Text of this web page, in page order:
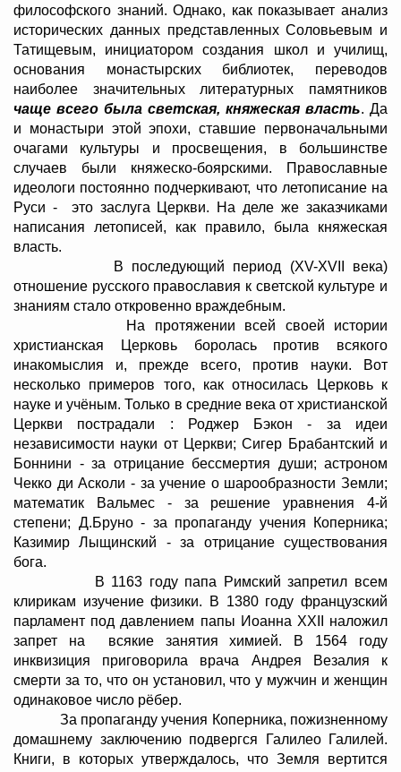
философского знаний. Однако, как показывает анализ
исторических данных представленных Соловьевым и
Татищевым, инициатором создания школ и училищ,
основания монастырских библиотек, переводов
наиболее значительных литературных памятников
чаще всего была светская, княжеская власть. Да
и монастыри этой эпохи, ставшие первоначальными
очагами культуры и просвещения, в большинстве
случаев были княжеско-боярскими. Православные
идеологи постоянно подчеркивают, что летописание на
Руси - это заслуга Церкви. На деле же заказчиками
написания летописей, как правило, была княжеская
власть.
В последующий период (XV-XVII века)
отношение русского православия к светской культуре и
знаниям стало откровенно враждебным.
На протяжении всей своей истории
христианская Церковь боролась против всякого
инакомыслия и, прежде всего, против науки. Вот
несколько примеров того, как относилась Церковь к
науке и учёным. Только в средние века от христианской
Церкви пострадали : Роджер Бэкон - за идеи
независимости науки от Церкви; Сигер Брабантский и
Боннини - за отрицание бессмертия души; астроном
Чекко ди Асколи - за учение о шарообразности Земли;
математик Вальмес - за решение уравнения 4-й
степени; Д.Бруно - за пропаганду учения Коперника;
Казимир Лыщинский - за отрицание существования
бога.
В 1163 году папа Римский запретил всем
клирикам изучение физики. В 1380 году французский
парламент под давлением папы Иоанна XXII наложил
запрет на всякие занятия химией. В 1564 году
инквизиция приговорила врача Андрея Везалия к
смерти за то, что он установил, что у мужчин и женщин
одинаковое число рёбер.
За пропаганду учения Коперника, пожизненному
домашнему заключению подвергся Галилео Галилей.
Книги, в которых утверждалось, что Земля вертится